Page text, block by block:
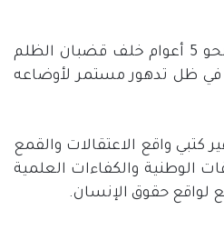
يقضي الدكتور زهير كتبي نحو 5 أعوام خلف قضبان الظلم
في ظل تدهور مستمر لأوضاعه
واقع الاعتقالات والقمع
الوطنية والكفاءات العلمية
لواقع حقوق الإنسان.